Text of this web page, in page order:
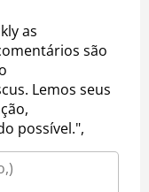
as
são
Lemos seus
possível.",